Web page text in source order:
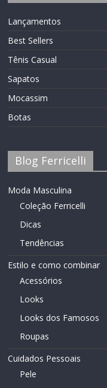
Lançamentos
Best Sellers
Tênis Casual
Sapatos
Mocassim
Botas
Blog Ferricelli
Moda Masculina
Coleção Ferricelli
Dicas
Tendências
Estilo e como combinar
Acessórios
Looks
Looks dos Famosos
Roupas
Cuidados Pessoais
Pele